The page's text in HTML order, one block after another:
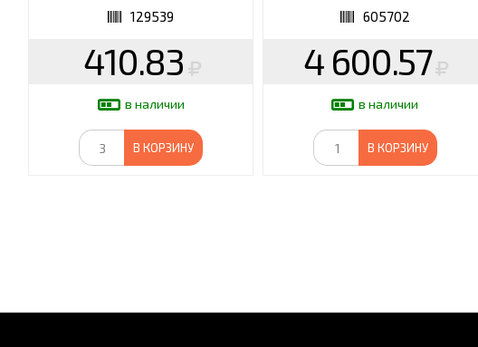
129539
410.83
в наличии
В КОРЗИНУ
605702
4 600.57
в наличии
В КОРЗИНУ